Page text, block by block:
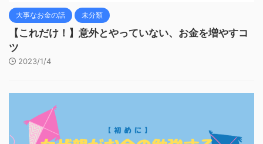
大事なお金の話 未分類
【これだけ！】意外とやっていない、お金を増やすコ
ツ
2023/1/4